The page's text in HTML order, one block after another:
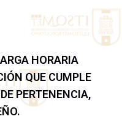
HORARIA
QUE CUMPLE
PERTENENCIA,